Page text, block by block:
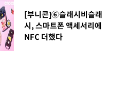
[부니콘]⑥슬래시비슬래
시, 스마트폰 액세서리에
NFC 더했다